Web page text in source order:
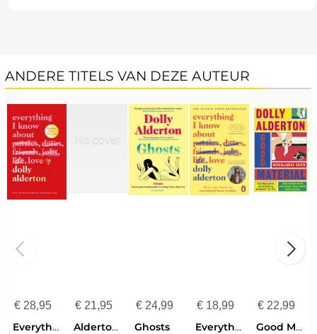
ANDERE TITELS VAN DEZE AUTEUR
€28,95
Everything I Know About Love
€21,95
Alderton, D: Dear Dolly
€ 24,99
Ghosts
€ 18,99
Everything I Know About Love
€ 22,99
Good Material